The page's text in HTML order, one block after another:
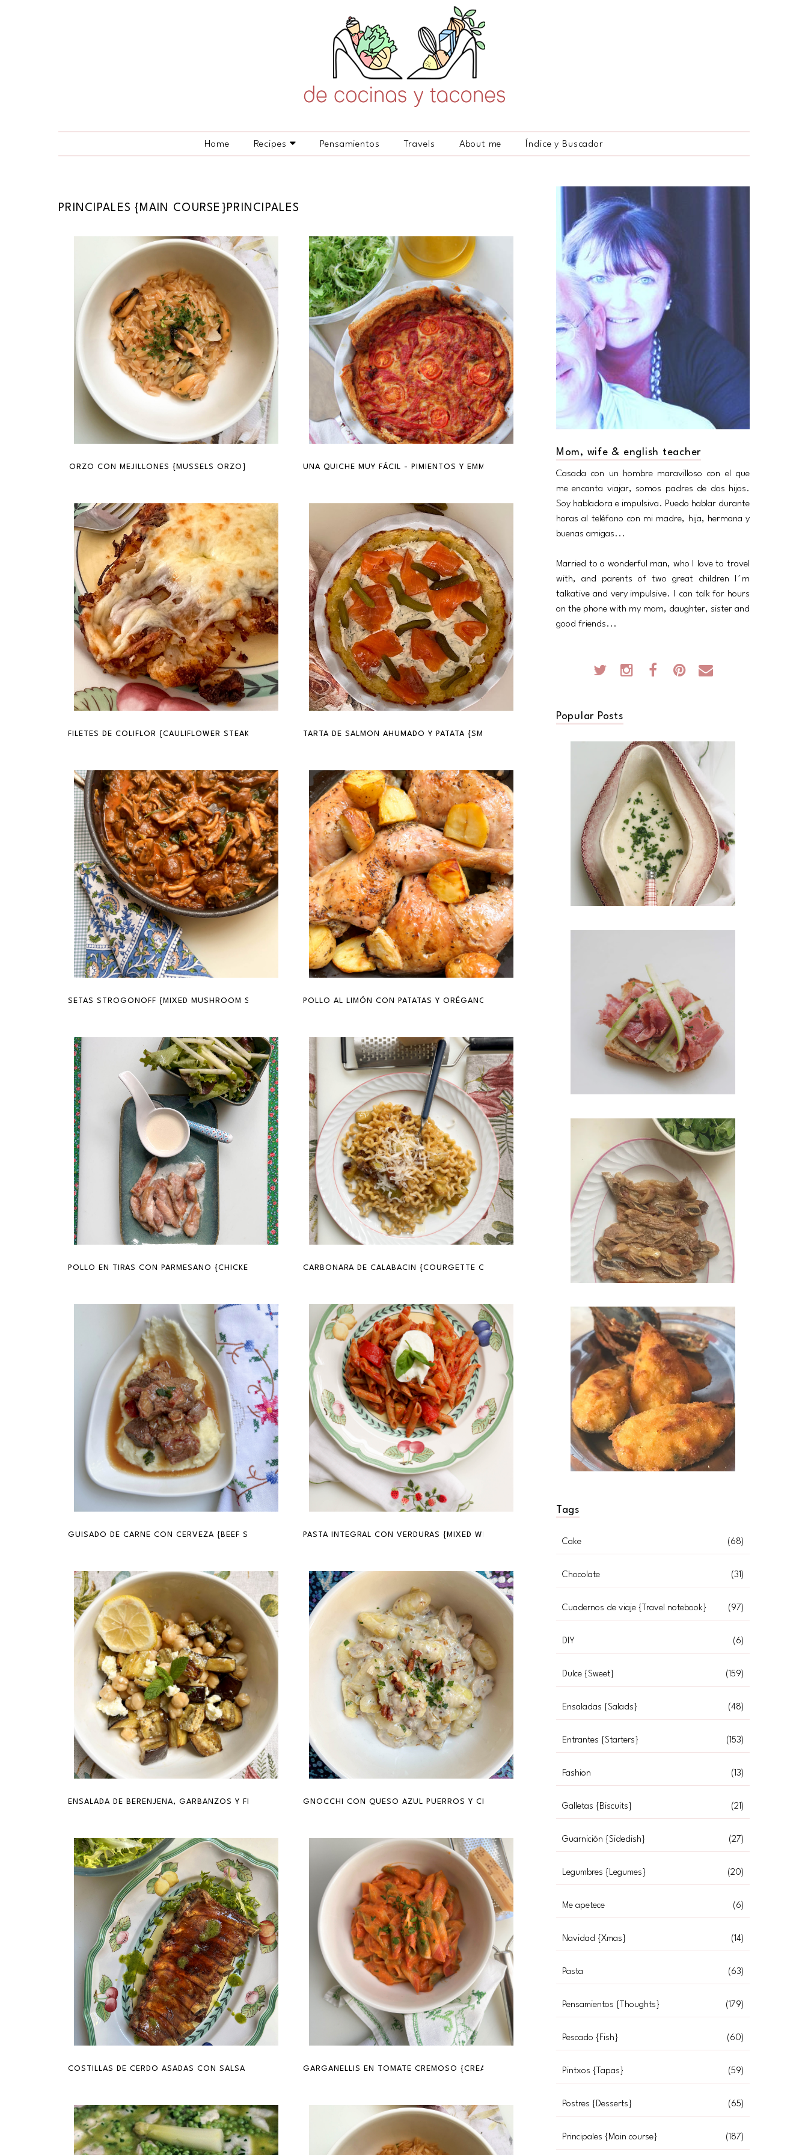
Home Recipes Pensamientos Travels About me Índice y Buscador
PRINCIPALES {MAIN COURSE}PRINCIPALES
ORZO CON MEJILLONES {MUSSELS ORZO} UNA QUICHE MUY FÁCIL - PIMIENTOS Y EMMENTAL {A VERY EASY QUICHE - PEPPERS AND EMMENTAL}
FILETES DE COLIFLOR {CAULIFLOWER STEAKS} TARTA DE SALMON AHUMADO Y PATATA {SMOKED SALMON AND POTATO TART}
SETAS STROGONOFF {MIXED MUSHROOM STROGANOFF}POLLO AL LIMÓN CON PATATAS Y ORÉGANO {CHICKEN LEMON AND POTATOES WITH OREGANO}
POLLO EN TIRAS CON PARMESANO {CHICKEN STRIPS WITH PARMESAN}CARBONARA DE CALABACIN {COURGETTE CARBONARA}
GUISADO DE CARNE CON CERVEZA {BEEF STEW WITH BEER}PASTA INTEGRAL CON VERDURAS {MIXED WHEAT PASTA WITH VEGGIES}
ENSALADA DE BERENJENA, GARBANZOS Y FETA {AUBERGINE SALAD WITH CHICKPEAS AND FETA CHEESE}GNOCCHI CON QUESO AZUL PUERROS Y CHAMPIS {CREAMY BLUE CHEESE GNOCCHI WITH LEEKS AND MUSHROOMS}
COSTILLAS DE CERDO ASADAS CON SALSA DE PEREJIL {OVEN PORK RIBS WITH PARSLEY SAUCE}
GARGANELLIS EN TOMATE CREMOSO {CREAMY TOMATO GARGANELLI}
Mom, wife & english teacher
Casada con un hombre maravilloso con el que
me encanta viajar, somos padres de dos hijos.
Soy habladora e impulsiva. Puedo hablar durante
horas al teléfono con mi madre, hija, hermana y
buenas amigas...
Married to a wonderful man, who I love to travel
with, and parents of two great children I´m
talkative and very impulsive. I can talk for hours
on the phone with my mom, daughter, sister and
good friends...
Popular Posts
Tags
Cake (68)
Chocolate (31)
Cuadernos de viaje {Travel notebook} (97)
DIY (6)
Dulce {Sweet} (159)
Ensaladas {Salads} (48)
Entrantes {Starters} (153)
Fashion (13)
Galletas {Biscuits} (21)
Guarnición {Sidedish} (27)
Legumbres {Legumes} (20)
Me apetece (6)
Navidad {Xmas} (14)
Pasta (63)
Pensamientos {Thoughts} (179)
Pescado {Fish} (60)
Pintxos {Tapas} (59)
Postres {Desserts} (65)
Principales {Main course} (187)